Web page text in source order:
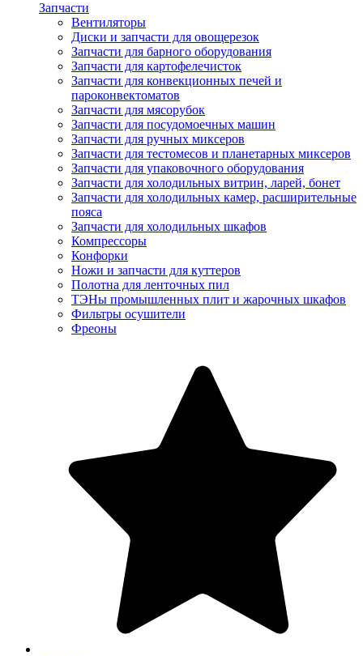
Запчасти
Вентиляторы
Диски и запчасти для овощерезок
Запчасти для барного оборудования
Запчасти для картофелечисток
Запчасти для конвекционных печей и
пароконвектоматов
Запчасти для мясорубок
Запчасти для посудомоечных машин
Запчасти для ручных миксеров
Запчасти для тестомесов и планетарных миксеров
Запчасти для упаковочного оборудования
Запчасти для холодильных витрин, ларей, бонет
Запчасти для холодильных камер, расширительные
пояса
Запчасти для холодильных шкафов
Компрессоры
Конфорки
Ножи и запчасти для куттеров
Полотна для ленточных пил
ТЭНы промышленных плит и жарочных шкафов
Фильтры осушители
Фреоны